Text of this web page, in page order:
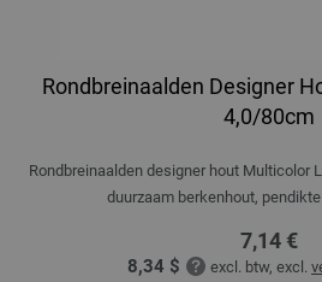
Rondbreinaalden Designer
4,0/80cm
Rondbreinaalden designer hout Multicolor
duurzaam berkenhout,
7,14 €
8,34 $ excl. btw, excl.